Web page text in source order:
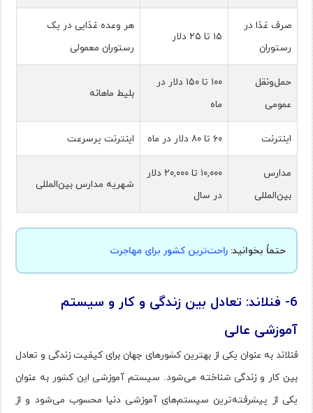
صرف غذا در
رستوران
۱۵ تا ۲۵ دلار
هر وعده غذایی در یک
رستوران معمولی
حمل‌ونقل
عمومی
۱۰۰ تا ۱۵۰ دلار در
ماه
بلیط ماهانه
اینترنت ۶۰ تا ۸۰ دلار در ماه اینترنت پرسرعت
مدارس
بین‌المللی
۱۰,۰۰۰ تا ۲۰,۰۰۰ دلار
در سال
شهریه مدارس بین‌المللی
حتماً بخوانید: راحت‌ترین کشور برای مهاجرت
6- فنلاند: تعادل بین زندگی و کار و سیستم
آموزشی عالی
فنلاند به عنوان یکی از بهترین کشورهای جهان برای کیفیت زندگی و تعادل
بین کار و زندگی شناخته می‌شود. سیستم آموزشی این کشور به عنوان
یکی از پیشرفته‌ترین سیستم‌های آموزشی دنیا محسوب می‌شود و از